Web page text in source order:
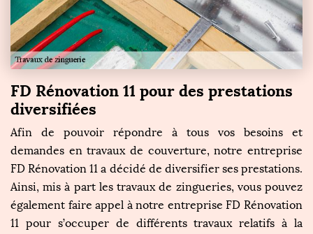
FD Rénovation 11 pour des prestations
diversifiées
Afin de pouvoir répondre à tous vos besoins et
demandes en travaux de couverture, notre entreprise
FD Rénovation 11 a décidé de diversifier ses prestations.
Ainsi, mis à part les travaux de zingueries, vous pouvez
également faire appel à notre entreprise FD Rénovation
11 pour s’occuper de différents travaux relatifs à la